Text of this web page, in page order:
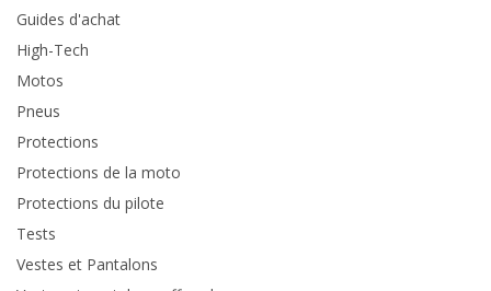
Guides d'achat
High-Tech
Motos
Pneus
Protections
Protections de la moto
Protections du pilote
Tests
Vestes et Pantalons